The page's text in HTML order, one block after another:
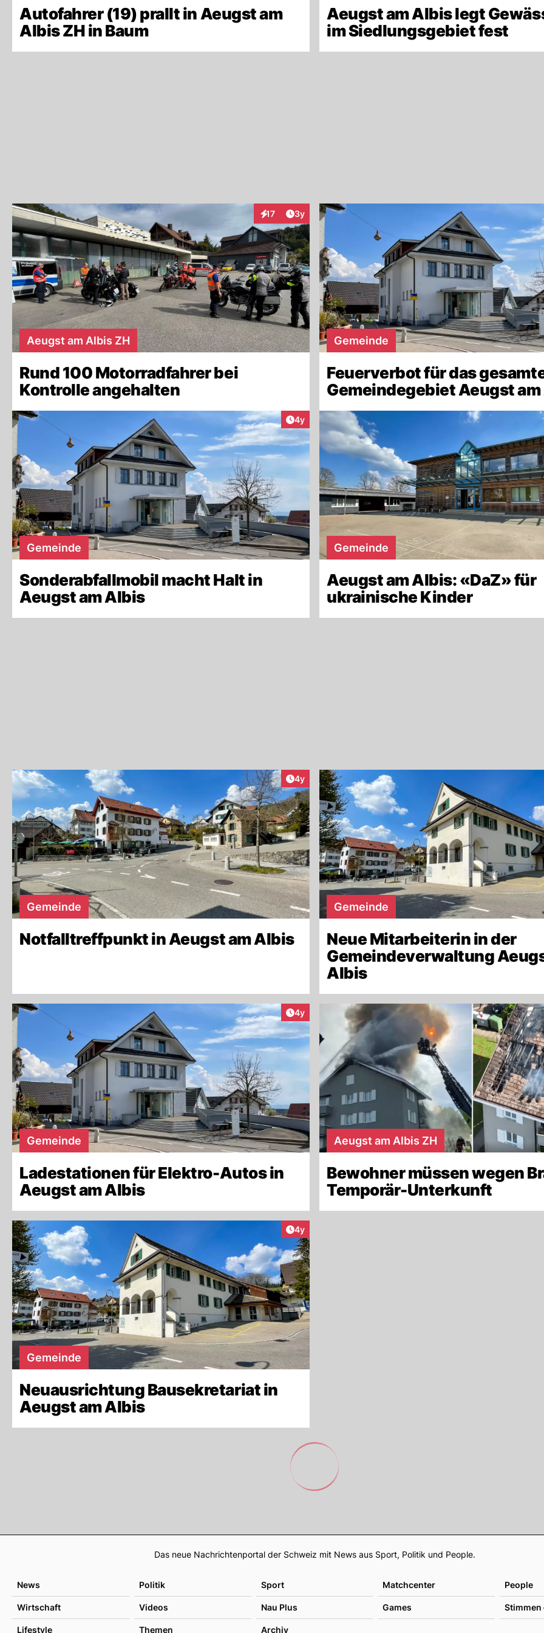
Autofahrer (19) prallt in Aeugst am
Albis ZH in Baum
Aeugst am Albis legt
im Siedlungsgebiet fest
17
InteraktionenArtikel veröffentlicht:
3y
Aeugst am Albis ZH
Rund 100 Motorradfahrer bei
Kontrolle angehalten
Gemeinde
Feuerverbot für das
Gemeindegebiet Aeugst
Artikel veröffentlicht:
4y
Gemeinde
Sonderabfallmobil macht Halt in
Aeugst am Albis
Gemeinde
Aeugst am Albis: «DaZ» für
ukrainische Kinder
Artikel veröffentlicht:
4y
Gemeinde
Notfalltreffpunkt in Aeugst am Albis
Gemeinde
Neue Mitarbeiterin in der
Gemeindeverwaltung
Albis
Artikel veröffentlicht:
4y
Gemeinde
Ladestationen für Elektro-Autos in
Aeugst am Albis
Aeugst am Albis ZH
Bewohner müssen wegen
Temporär-Unterkunft
Artikel veröffentlicht:
4y
Gemeinde
Neuausrichtung Bausekretariat in
Aeugst am Albis
Footer
Das neue Nachrichtenportal der Schweiz mit News aus Sport, Politik und People.
News Politik Sport Matchcenter People
Wirtschaft Videos Nau Plus Games Stimmen
Lifestyle Themen Archiv